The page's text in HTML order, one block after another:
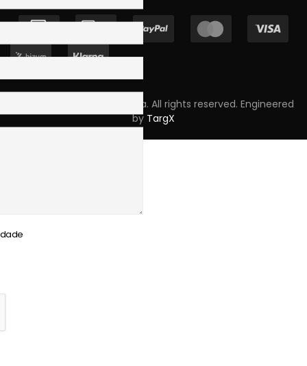
Copyright © 2023 Skpro, Lda. All rights reserved. Engineered
by TargX